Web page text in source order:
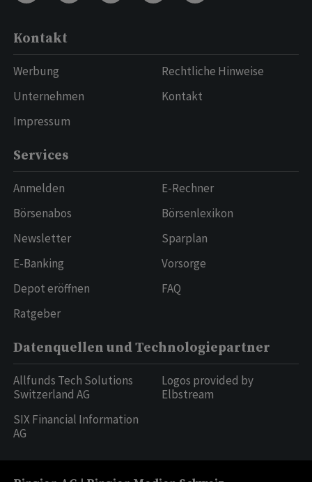
Kontakt
Werbung
Unternehmen
Impressum
Rechtliche Hinweise
Kontakt
Services
Anmelden
Börsenabos
Newsletter
E-Banking
Depot eröffnen
Ratgeber
E-Rechner
Börsenlexikon
Sparplan
Vorsorge
FAQ
Datenquellen und Technologiepartner
Allfunds Tech Solutions
Switzerland AG
SIX Financial Information
AG
Logos provided by
Elbstream